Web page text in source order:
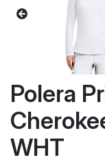
Polera
WHT